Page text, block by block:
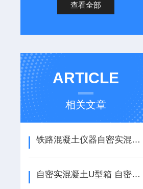
查看全部
ARTICLE
相关文章
铁路混凝土仪器自密实混凝土U型箱、U型箱材质
自密实混凝土U型箱 自密实混凝土流动高差仪说明书